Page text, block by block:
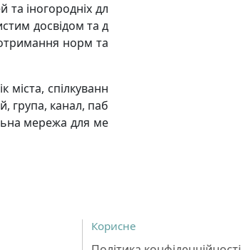
та іногородніх дл
досвідом та д
норм та
міста, спілкуванн
група, канал, паб
мережа для ме
Корисне